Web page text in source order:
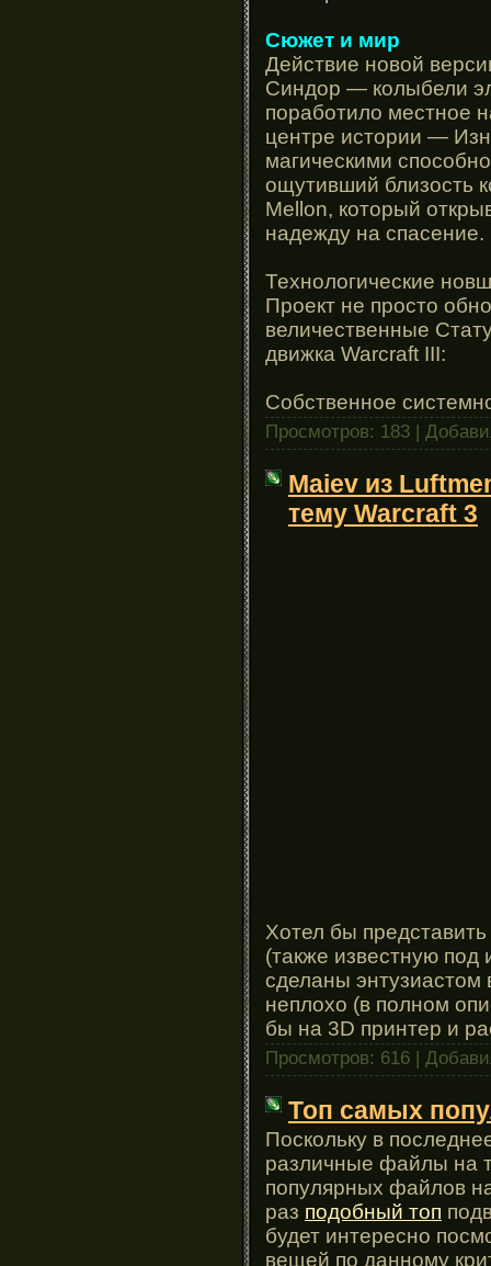
Сюжет и мир
Действие новой
Синдор — колыбели
поработило местное
центре истории —
магическими
ощутивший близость
Mellon, который
надежду на спасение.
Технологические
Проект не просто
величественные
движка Warcraft III:
Собственное
Просмотров: 183 |
Maiev из
тему Warcraft 3
Хотел бы
(также известную
сделаны энтузиастом
неплохо (в полном
бы на 3D принтер и
Просмотров: 616 |
Топ самых
Поскольку в
различные файлы на
популярных файлов
раз подобный топ
будет интересно
вещей по данному